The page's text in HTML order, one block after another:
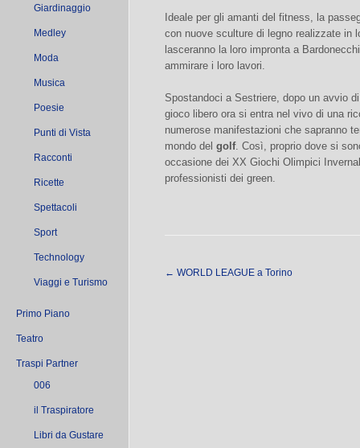
Giardinaggio
Medley
Moda
Musica
Poesie
Punti di Vista
Racconti
Ricette
Spettacoli
Sport
Technology
Viaggi e Turismo
Primo Piano
Teatro
Traspi Partner
006
il Traspiratore
Libri da Gustare
Ideale per gli amanti del fitness, la
con nuove sculture di legno realizzate in
lasceranno la loro impronta a
ammirare i loro lavori.
Spostandoci a Sestriere, dopo un avvio
gioco libero ora si entra nel vivo di una
numerose manifestazioni che sapranno
mondo del golf. Così, proprio dove si
occasione dei XX Giochi Olimpici
professionisti dei green.
← WORLD LEAGUE a Torino